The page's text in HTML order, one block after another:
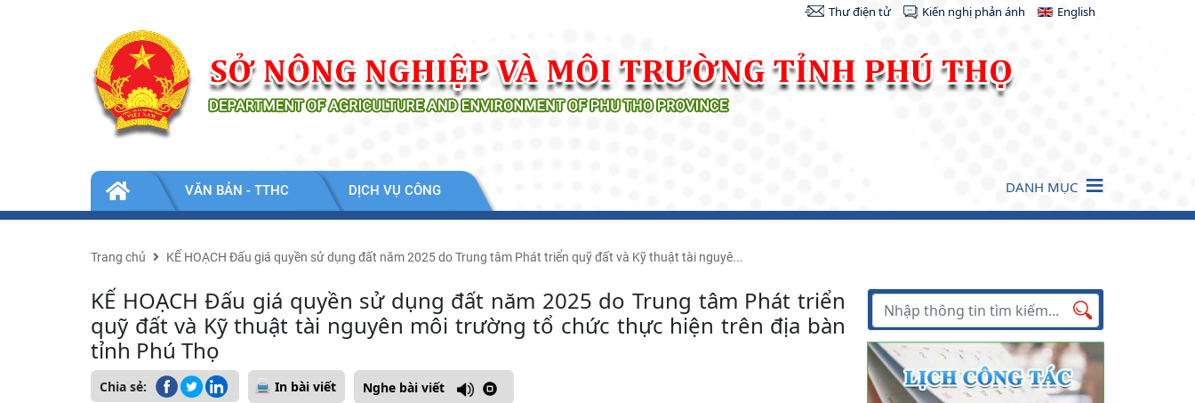
Thư điện tử Kiến nghị phản ánh English
-
VĂN BẢN - TTHC DỊCH VỤ CÔNG DANH MỤC
Trang chủ KẾ HOẠCH Đấu giá quyền sử dụng đất năm 2025 do Trung tâm Phát triển quỹ đất và Kỹ thuật tài nguyê...
KẾ HOẠCH Đấu giá quyền sử dụng đất năm 2025 do Trung tâm Phát triển
quỹ đất và Kỹ thuật tài nguyên môi trường tổ chức thực hiện trên địa bàn
tỉnh Phú Thọ
Chia sẻ: In bài viết Nghe bài viết
Tìm kiếm
Tìm
kiếm